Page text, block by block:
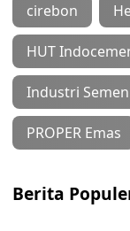
cirebon
HUT
Industri Semen
PROPER Emas
Berita